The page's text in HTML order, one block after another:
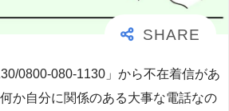
0800-080-1130」から不在着信があ
か自分に関係のある大事な電話なの